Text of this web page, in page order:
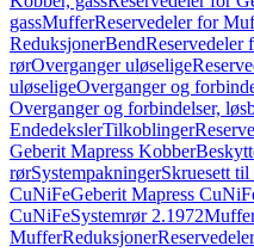
gassMufferReservedeler for
ReduksjonerBendReservedeler
rørOverganger uløselige
uløseligeOverganger og
Overganger og forbindelser,
EndedekslerTilkoblinger
Geberit Mapress Kobber
rørSystempakningerSkruesett
CuNiFeGeberit Mapress
CuNiFeSystemrør 2.1972
MufferReduksjoner